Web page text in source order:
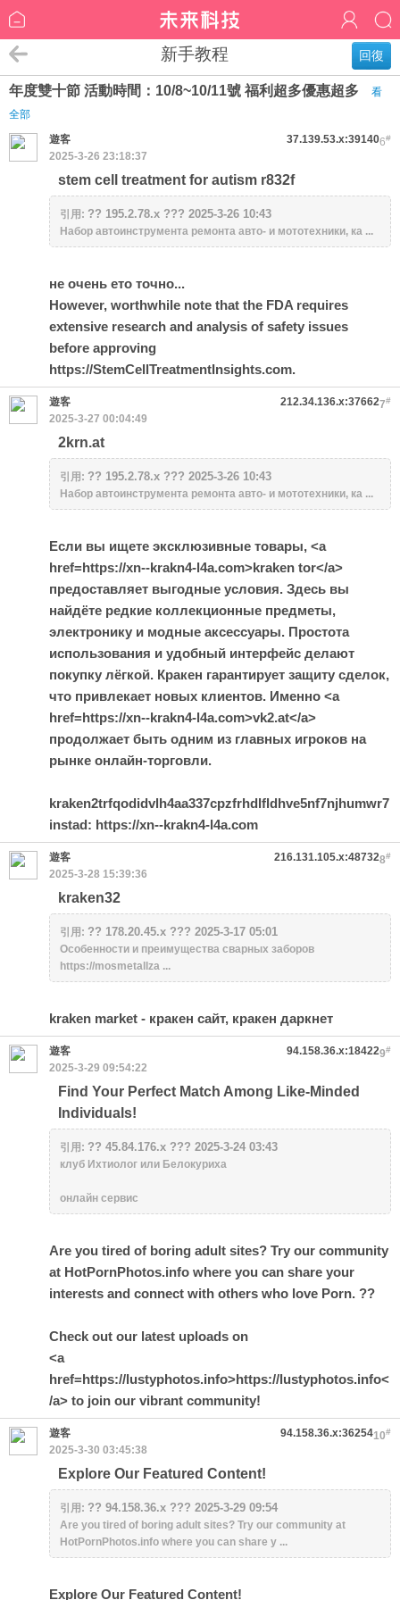
回復
新手教程
年度雙十節 活動時間：10/8~10/11號 福利超多優惠超多
看
全部
6#
遊客
37.139.53.x:39140
2025-3-26 23:18:37
stem cell treatment for autism r832f
引用: ?? 195.2.78.x ??? 2025-3-26 10:43
Набор автоинструмента ремонта авто- и мототехники, ка ...
не очень ето точно...
However, worthwhile note that the FDA requires
extensive research and analysis of safety issues
before approving
https://StemCellTreatmentInsights.com.
7#
遊客
212.34.136.x:37662
2025-3-27 00:04:49
2krn.at
引用: ?? 195.2.78.x ??? 2025-3-26 10:43
Набор автоинструмента ремонта авто- и мототехники, ка ...
Если вы ищете эксклюзивные товары, <a
href=https://xn--krakn4-l4a.com>kraken tor</a>
предоставляет выгодные условия. Здесь вы
найдёте редкие коллекционные предметы,
электронику и модные аксессуары. Простота
использования и удобный интерфейс делают
покупку лёгкой. Кракен гарантирует защиту сделок,
что привлекает новых клиентов. Именно <a
href=https://xn--krakn4-l4a.com>vk2.at</a>
продолжает быть одним из главных игроков на
рынке онлайн-торговли.
kraken2trfqodidvlh4aa337cpzfrhdlfldhve5nf7njhumwr7
instad: https://xn--krakn4-l4a.com
8#
遊客
216.131.105.x:48732
2025-3-28 15:39:36
kraken32
引用: ?? 178.20.45.x ??? 2025-3-17 05:01
Особенности и преимущества сварных заборов
https://mosmetallza ...
kraken market - кракен сайт, кракен даркнет
9#
遊客
94.158.36.x:18422
2025-3-29 09:54:22
Find Your Perfect Match Among Like-Minded
Individuals!
引用: ?? 45.84.176.x ??? 2025-3-24 03:43
клуб Ихтиолог или Белокуриха
онлайн сервис
Are you tired of boring adult sites? Try our community
at HotPornPhotos.info where you can share your
interests and connect with others who love Porn. ??
Check out our latest uploads on
<a
href=https://lustyphotos.info>https://lustyphotos.info<
/a> to join our vibrant community!
10#
遊客
94.158.36.x:36254
2025-3-30 03:45:38
Explore Our Featured Content!
引用: ?? 94.158.36.x ??? 2025-3-29 09:54
Are you tired of boring adult sites? Try our community at
HotPornPhotos.info where you can share y ...
Explore Our Featured Content!